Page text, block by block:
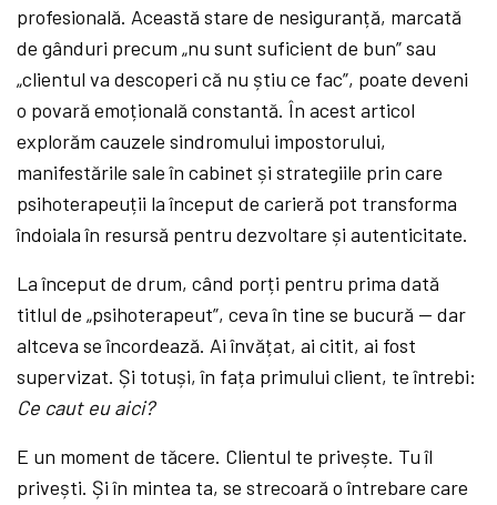
profesională. Această stare de nesiguranță, marcată
de gânduri precum „nu sunt suficient de bun” sau
„clientul va descoperi că nu știu ce fac”, poate deveni
o povară emoțională constantă. În acest articol
explorăm cauzele sindromului impostorului,
manifestările sale în cabinet și strategiile prin care
psihoterapeuții la început de carieră pot transforma
îndoiala în resursă pentru dezvoltare și autenticitate.
La început de drum, când porți pentru prima dată
titlul de „psihoterapeut”, ceva în tine se bucură — dar
altceva se încordează. Ai învățat, ai citit, ai fost
supervizat. Și totuși, în fața primului client, te întrebi:
Ce caut eu aici?
E un moment de tăcere. Clientul te privește. Tu îl
privești. Și în mintea ta, se strecoară o întrebare care